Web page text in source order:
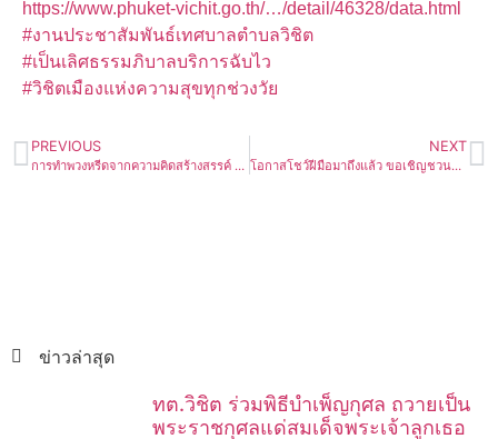
https://www.phuket-vichit.go.th/…/detail/46328/data.html
#งานประชาสัมพันธ์เทศบาลตำบลวิชิต
#เป็นเลิศธรรมภิบาลบริการฉับไว
#วิชิตเมืองแห่งความสุขทุกช่วงวัย
PREVIOUS
การทำพวงหรีดจากความคิดสร้างสรรค์ ส่งเสริมแนวคิดการใช้ทรัพยากรอย่างคุ้มค่าและเสริมสร้างรายได้สู่ชุมชน
NEXT
โอกาสโชว์ฝีมือมาถึงแล้ว ขอเชิญชวนคนรุ่นใหม่ร่วมเปลี่ยนโลกในกิจกรรมประกวดโปสเตอร์รณรงค์ “Climate Action : Social Show Share”
ข่าวล่าสุด
ทต.วิชิต ร่วมพิธีบำเพ็ญกุศล ถวายเป็น
พระราชกุศลแด่สมเด็จพระเจ้าลูกเธอ